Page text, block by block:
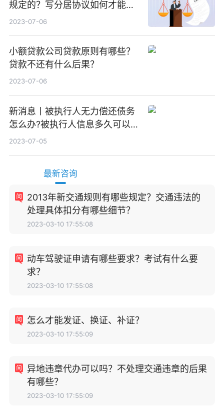
规定的？写分居协议如何才能有
效？
2023-07-06
小额贷款公司贷款原则有哪些？
贷款不还有什么后果？
2023-07-06
新消息丨被执行人无力偿还债务
怎么办?被执行人信息多久可以
消除?
2023-07-05
最新咨询
2013年新交通规则有哪些规定？交通违法的
处理具体扣分有哪些细节？
2023-03-10 17:55:08
动车驾驶证申请有哪些要求？考试有什么要
求？
2023-03-10 17:55:08
怎么才能发证、换证、补证？
2023-03-10 17:55:09
异地违章代办可以吗？不处理交通违章的后果
有哪些？
2023-03-10 17:55:09